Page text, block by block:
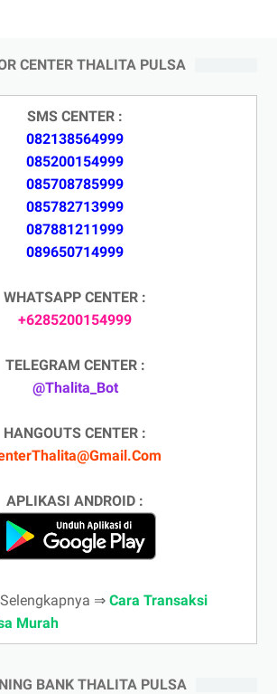
CENTER THALITA PULSA
SMS CENTER :
082138564999
085200154999
085708785999
085782713999
087881211999
089650714999
WHATSAPP CENTER :
+6285200154999
TELEGRAM CENTER :
@Thalita_Bot
HANGOUTS CENTER :
APLIKASI ANDROID :
⇒ Cara Transaksi
Murah
BANK THALITA PULSA